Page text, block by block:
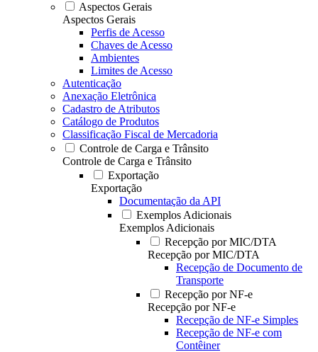
Aspectos Gerais
Aspectos Gerais
Perfis de Acesso
Chaves de Acesso
Ambientes
Limites de Acesso
Autenticação
Anexação Eletrônica
Cadastro de Atributos
Catálogo de Produtos
Classificação Fiscal de Mercadoria
Controle de Carga e Trânsito
Controle de Carga e Trânsito
Exportação
Exportação
Documentação da API
Exemplos Adicionais
Exemplos Adicionais
Recepção por MIC/DTA
Recepção por MIC/DTA
Recepção de Documento de
Transporte
Recepção por NF-e
Recepção por NF-e
Recepção de NF-e Simples
Recepção de NF-e com
Contêiner